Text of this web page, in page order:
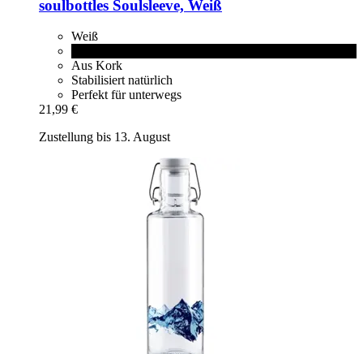
soulbottles Soulsleeve, Weiß
Weiß
Aus Kork
Stabilisiert natürlich
Perfekt für unterwegs
21,99 €
Zustellung bis 13. August